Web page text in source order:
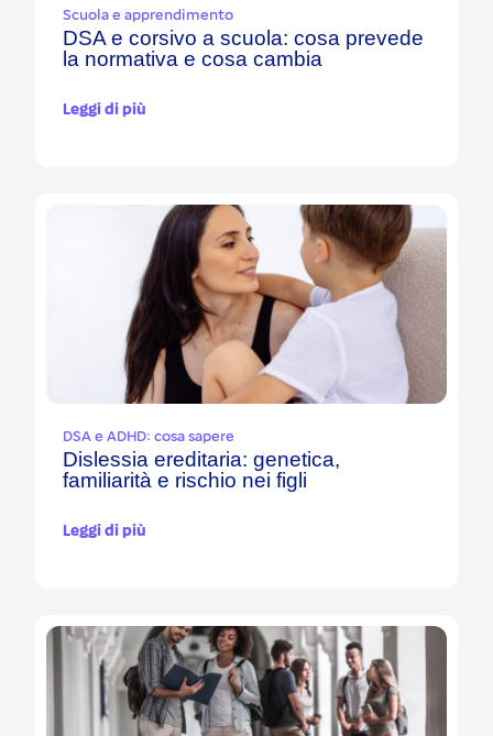
Scuola e apprendimento
DSA e corsivo a scuola: cosa prevede
la normativa e cosa cambia
Leggi di più
DSA e ADHD: cosa sapere
Dislessia ereditaria: genetica,
familiarità e rischio nei figli
Leggi di più